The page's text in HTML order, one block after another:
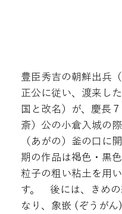
豊臣秀吉の朝鮮出兵
正公に従い、渡来し
国と改名）が、慶長
斎）公の小倉入城の
（あがの）釜の口に
期の作品は褐色・黒
粒子の粗い粘土を用
す。 後には、きめの
なり、象嵌 (ぞうが